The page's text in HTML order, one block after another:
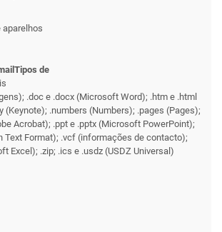
de
.doc e .docx (Microsoft Word); .htm e .html
(Keynote); .numbers (Numbers); .pages (Pages);
Acrobat); .ppt e .pptx (Microsoft PowerPoint);
Text Format); .vcf (informações de contacto);
Excel); .zip; .ics e .usdz (USDZ Universal)